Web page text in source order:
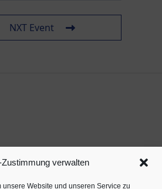
verwalten
Website und unseren Service zu
NXT Event